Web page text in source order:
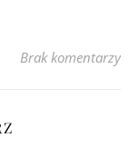
Brak komentarzy